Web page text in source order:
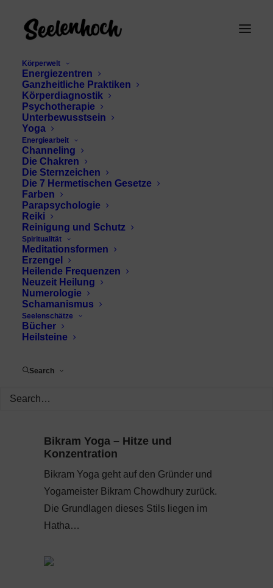
Körperwelt
Energiezentren
Ganzheitliche Praktiken
Körperdiagnostik
Psychotherapie
Unterbewusstsein
Yoga
Energiearbeit
Channeling
Die Chakren
Die Sternzeichen
Die 7 Hermetischen Gesetze
Farben
Parapsychologie
Reiki
Reinigung und Schutz
Spiritualität
Meditationsformen
Erzengel
Heilende Frequenzen
Neuzeit Heilung
Numerologie
Schamanismus
Seelenschätze
Bücher
Heilsteine
Search
Verbesserung der
Körperhaltung
Bikram Yoga – Hitze und
Konzentration
Bikram Yoga geht auf den Gründer und
Yogameister Bikram Chowdhury zurück.
Die Grundlagen dieses Stils liegen im
Hatha…